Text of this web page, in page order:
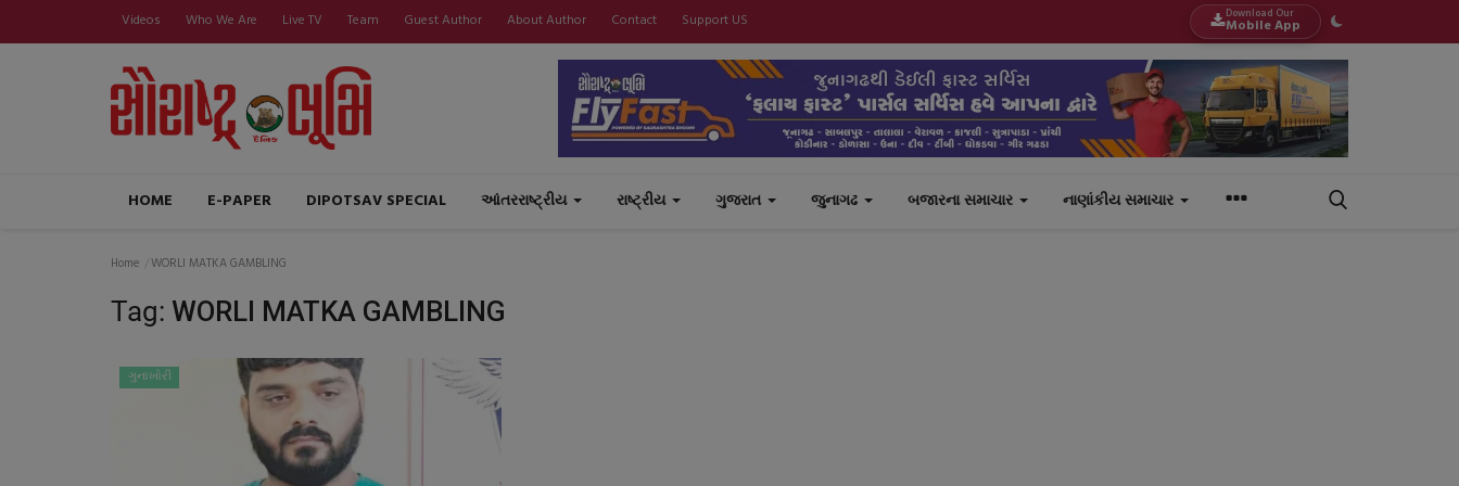
Videos Who We Are Live TV Team Guest Author About Author Contact Support US Download Our
Mobile App
HOME E-PAPER DIPOTSAV SPECIAL આંતરરાષ્ટ્રીય રાષ્ટ્રીય ગુજરાત જુનાગઢ બજારના સમાચાર નાણાંકીય સમાચાર
Home WORLI MATKA GAMBLING
Tag: WORLI MATKA GAMBLING
ગુનાખોરી